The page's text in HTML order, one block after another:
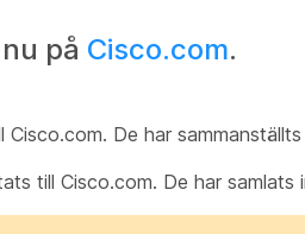
på Cisco.com.
De har sammanställts
till Cisco.com. De har samlats